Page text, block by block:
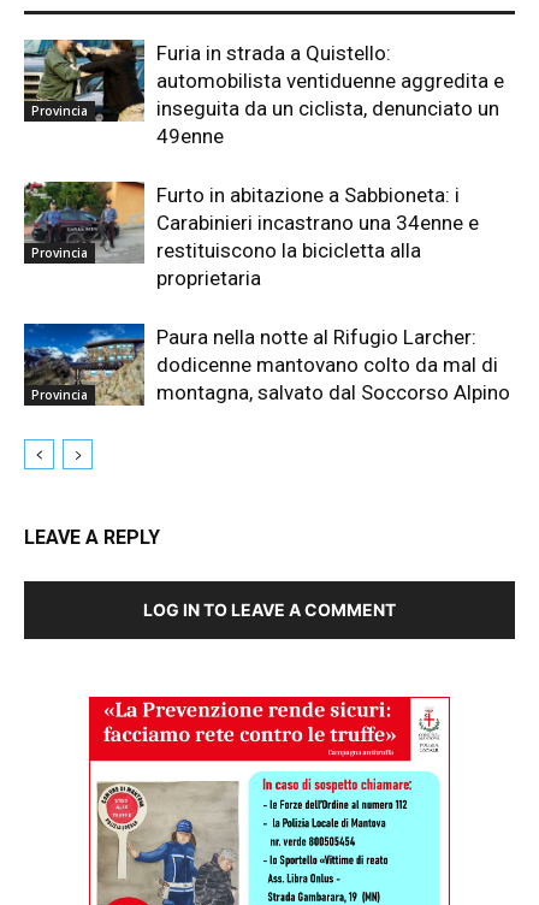
Provincia
Furia in strada a Quistello:
automobilista ventiduenne aggredita e
inseguita da un ciclista, denunciato un
49enne
Provincia
Furto in abitazione a Sabbioneta: i
Carabinieri incastrano una 34enne e
restituiscono la bicicletta alla
proprietaria
Provincia
Paura nella notte al Rifugio Larcher:
dodicenne mantovano colto da mal di
montagna, salvato dal Soccorso Alpino
LEAVE A REPLY
LOG IN TO LEAVE A COMMENT